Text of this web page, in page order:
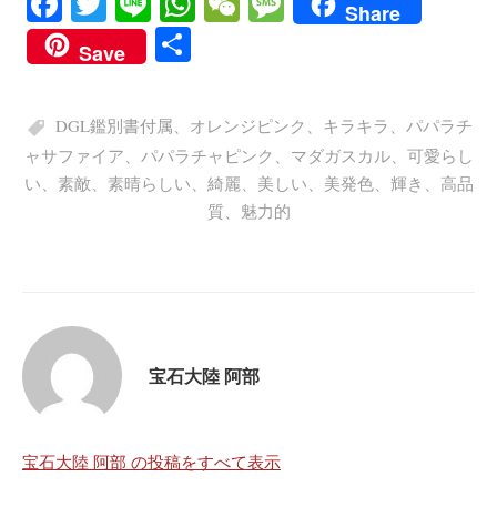
ce
bo
ok
wi
tte
r
ne
A
pp
ha
t
es
ge
Share
Save
DGL鑑別書付属、 オレンジピンク 、 キラキラ 、 パパラチ
ャサファイア
パパラチャピンク マダガスカル、 可愛らし
い
素敵 素晴らしい 綺麗 美しい 美発色、 輝き
高品
質
魅力的
宝石大陸 阿部
宝石大陸 阿部 の投稿をすべて表示